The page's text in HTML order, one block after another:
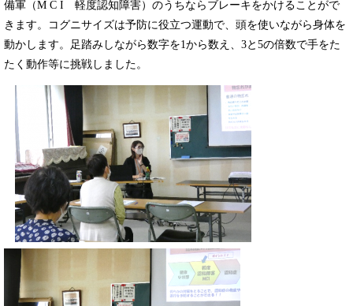
備軍（M C I 軽度認知障害）のうちならブレーキをかけることがで
きます。コグニサイズは予防に役立つ運動で、頭を使いながら身体を
動かします。足踏みしながら数字を1から数え、3と5の倍数で手をた
たく動作等に挑戦しました。